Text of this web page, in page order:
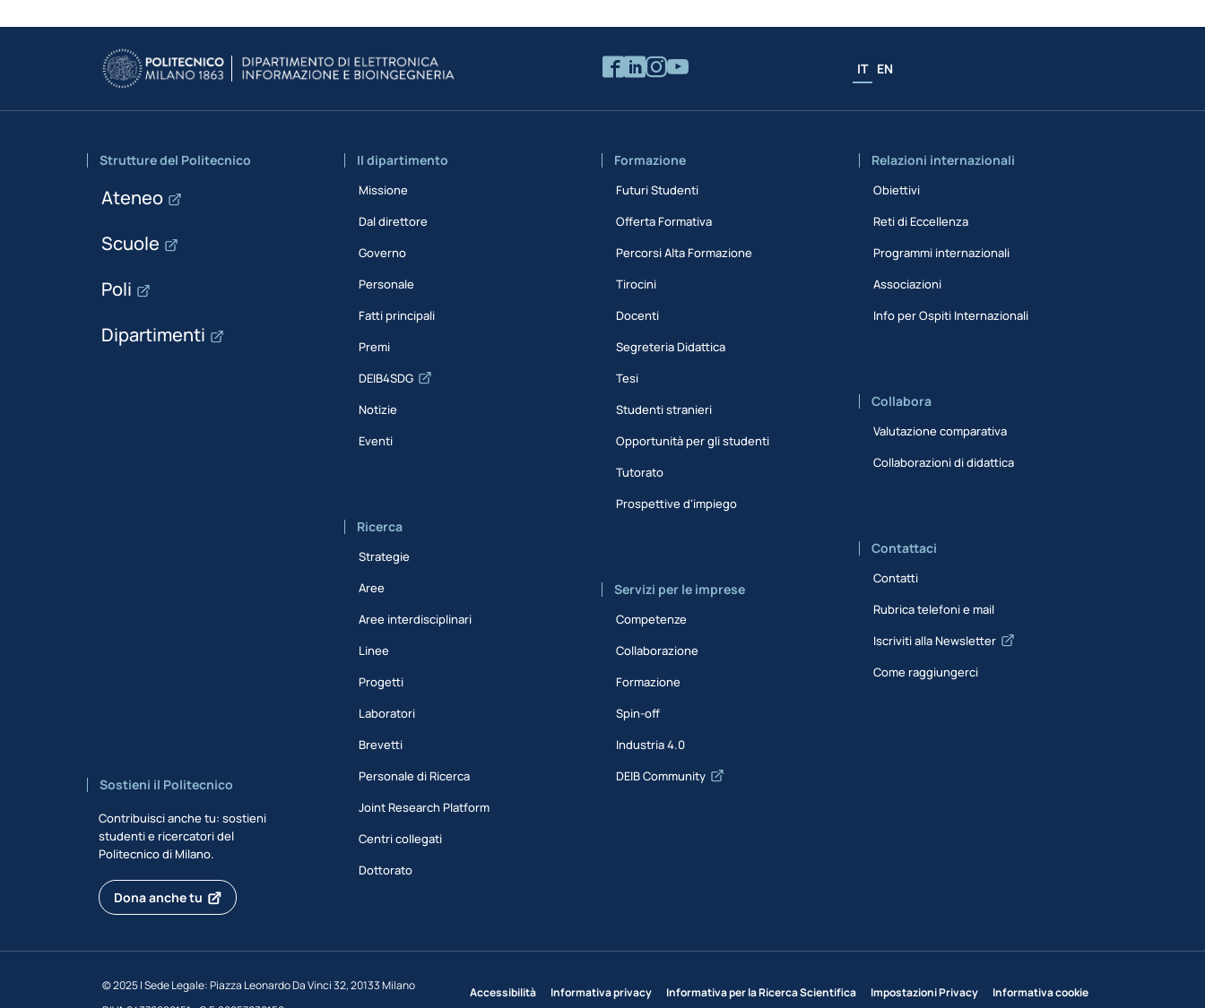
IT EN
Strutture del Politecnico
Ateneo
Scuole
Poli
Dipartimenti
Sostieni il Politecnico
Contribuisci anche tu: sostieni
studenti e ricercatori del
Politecnico di Milano.
Dona anche tu
Il dipartimento
Missione
Dal direttore
Governo
Personale
Fatti principali
Premi
DEIB4SDG
Notizie
Eventi
Ricerca
Strategie
Aree
Aree interdisciplinari
Linee
Progetti
Laboratori
Brevetti
Personale di Ricerca
Joint Research Platform
Centri collegati
Dottorato
Formazione
Futuri Studenti
Offerta Formativa
Percorsi Alta Formazione
Tirocini
Docenti
Segreteria Didattica
Tesi
Studenti stranieri
Opportunità per gli studenti
Tutorato
Prospettive d'impiego
Servizi per le imprese
Competenze
Collaborazione
Formazione
Spin-off
Industria 4.0
DEIB Community
Relazioni internazionali
Obiettivi
Reti di Eccellenza
Programmi internazionali
Associazioni
Info per Ospiti Internazionali
Collabora
Valutazione comparativa
Collaborazioni di didattica
Contattaci
Contatti
Rubrica telefoni e mail
Iscriviti alla Newsletter
Come raggiungerci
©2025 | Sede Legale: Piazza Leonardo Da Vinci 32, 20133 Milano
Accessibilità Informativa privacy Informativa per la Ricerca Scientifica Impostazioni Privacy Informativa cookie